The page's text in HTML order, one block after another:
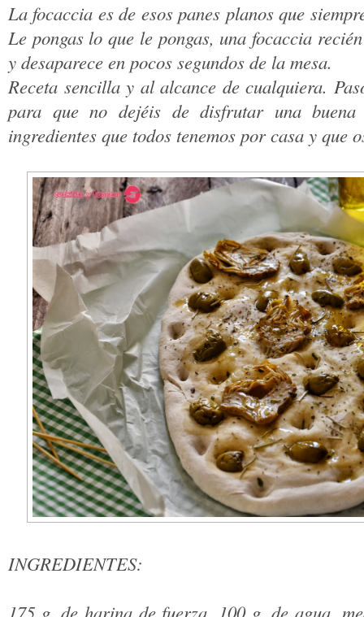
La focaccia es de esos panes planos que
Le pongas lo que le pongas, una focaccia
y desaparece en pocos segundos de la mesa.
Receta sencilla y al alcance de cualquiera.
para que no dejéis de disfrutar una buena
ingredientes que todos tenemos por casa y que
INGREDIENTES: